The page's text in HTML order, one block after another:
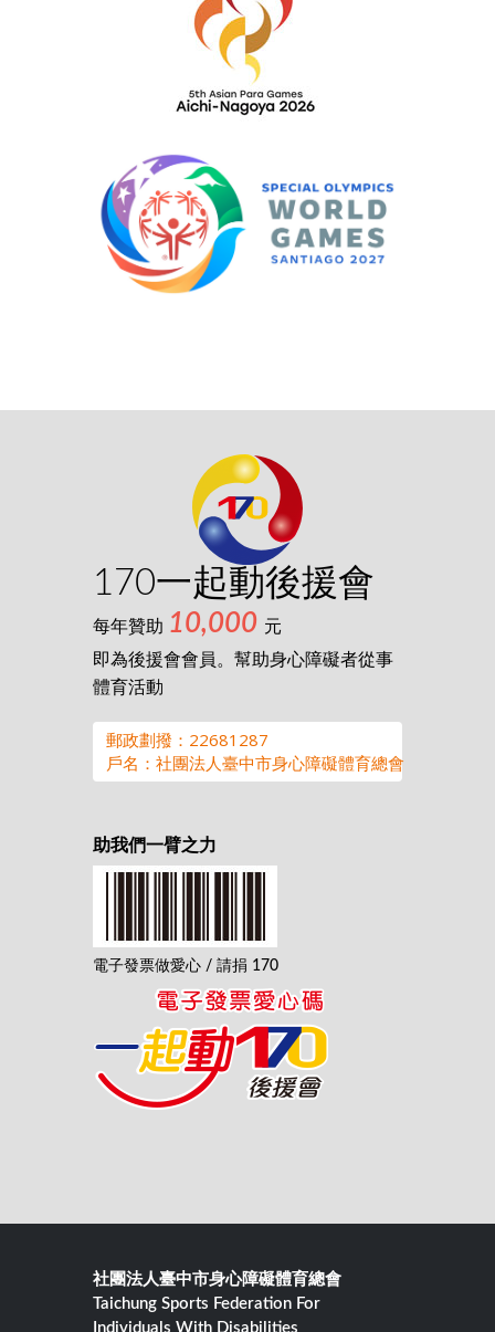
170一起動後援會
每年贊助 10,000 元
即為後援會會員。幫助身心障礙者從事
體育活動
郵政劃撥：22681287
戶名：社團法人臺中市身心障礙體育總會
助我們一臂之力
電子發票做愛心 / 請捐 170
社團法人臺中市身心障礙體育總會
Taichung Sports Federation For
Individuals With Disabilities